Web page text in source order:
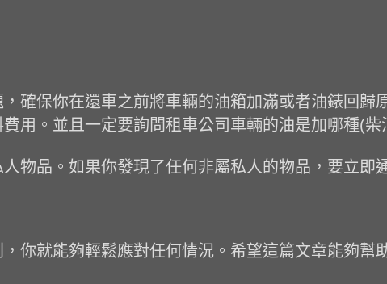
確保你在還車之前將車輛的油箱加滿或者油錶回歸
用。並且一定要詢問租車公司車輛的油是加哪種(柴
物品。如果你發現了任何非屬私人的物品，要立即
你就能夠輕鬆應對任何情況。希望這篇文章能夠幫